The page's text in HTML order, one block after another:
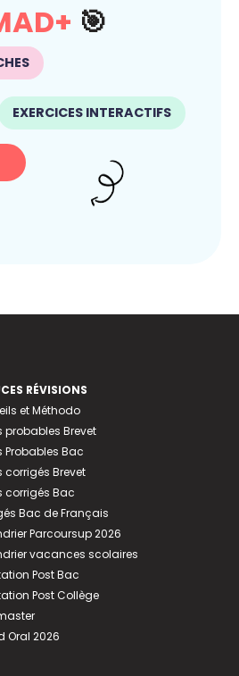
🎯
EXERCICES INTERACTIFS
RÉVISIONS
et Méthodo
probables Brevet
Probables Bac
corrigés Brevet
corrigés Bac
Bac de Français
Parcoursup 2026
vacances scolaires
Post Bac
Post Collège
Oral 2026